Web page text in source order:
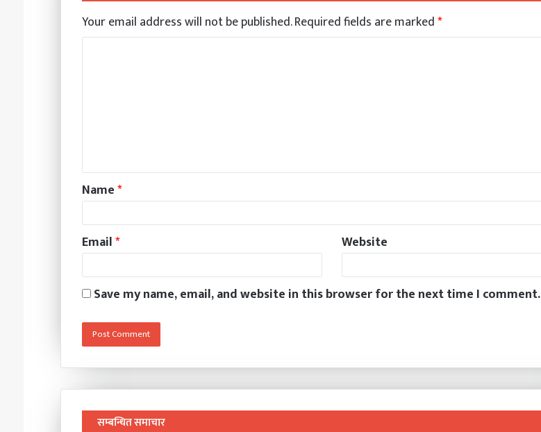
Your email address will not be published.Required fields are marked*
Name*
Email* Website
Save my name, email, and website in this browser for the next time I comment.
सम्बन्धित समाचार